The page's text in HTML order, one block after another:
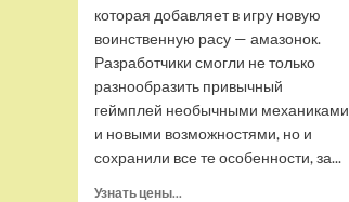
которая добавляет в игру новую
воинственную расу — амазонок.
Разработчики смогли не только
разнообразить привычный
геймплей необычными механиками
и новыми возможностями, но и
сохранили все те особенности, за...
Узнать цены...